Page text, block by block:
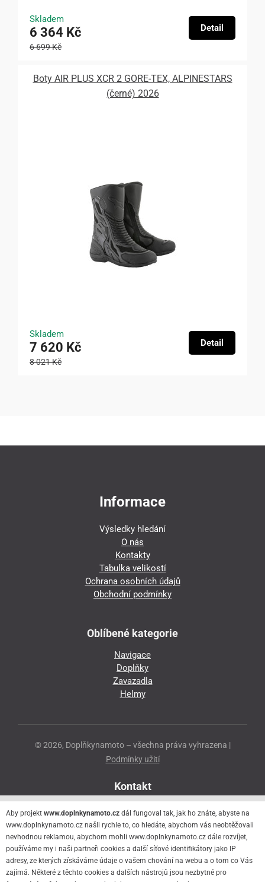
Skladem
6 364 Kč
6 699 Kč
Detail
Boty AIR PLUS XCR 2 GORE-TEX, ALPINESTARS
(černé) 2026
Skladem
7 620 Kč
8 021 Kč
Detail
Informace
Výsledky hledání
O nás
Kontakty
Tabulka velikostí
Ochrana osobních údajů
Obchodní podmínky
Oblíbené kategorie
Navigace
Doplňky
Zavazadla
Helmy
© 2026, Doplňkynamoto – všechna práva vyhrazena |
Podmínky užití
Kontakt
Přeloučská 86
530 06 Pardubice - Staré Čivice
776 056 073
motorider.rf@seznam.cz
Aby projekt www.doplnkynamoto.cz dál fungoval tak, jak ho znáte, abyste na
www.doplnkynamoto.cz našli rychle to, co hledáte, abychom vás neobtěžovali
nevhodnou reklamou, abychom mohli www.doplnkynamoto.cz dále rozvíjet,
používáme my i naši partneři cookies a další síťové identifikátory jako IP
adresy, ze kterých získáváme údaje o vašem chování na webu a o tom co Vás
zajímá. Některé z těchto cookies a dalších nástrojů jsou nezbytné pro